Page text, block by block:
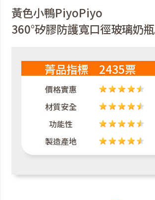
黃色小鴨PiyoPiyo
360°矽膠防護寬口徑玻璃奶瓶
菁品指標 2435票
價格實惠
材質安全
功能性
製造產地